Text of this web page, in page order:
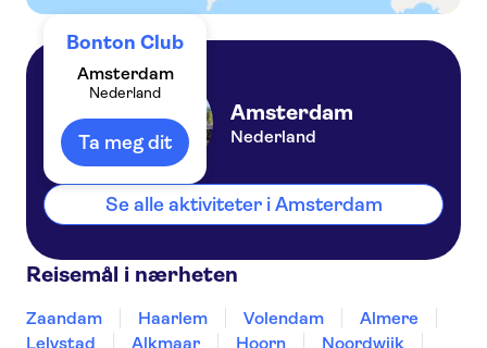
Bonton Club
Amsterdam
Nederland
Ta meg dit
Amsterdam
Nederland
Se alle aktiviteter i Amsterdam
Reisemål i nærheten
Zaandam Haarlem Volendam
Almere
Lelystad
Alkmaar Hoorn
Noordwijk